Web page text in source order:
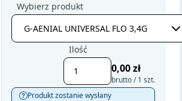
Wybierz produkt
Ilość
0,00 zł
brutto / 1 szt.
Produkt zostanie wysłany